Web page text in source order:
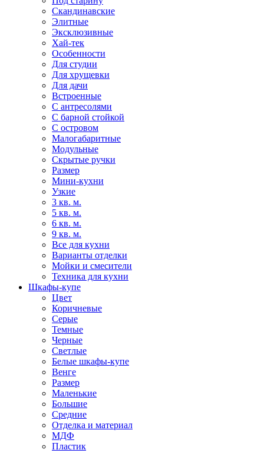
Скандинавские
Элитные
Эксклюзивные
Хай-тек
Особенности
Для студии
Для хрущевки
Для дачи
Встроенные
С антресолями
С барной стойкой
С островом
Малогабаритные
Модульные
Скрытые ручки
Размер
Мини-кухни
Узкие
3 кв. м.
5 кв. м.
6 кв. м.
9 кв. м.
Все для кухни
Варианты отделки
Мойки и смесители
Техника для кухни
Шкафы-купе
Цвет
Коричневые
Серые
Темные
Черные
Светлые
Белые шкафы-купе
Венге
Размер
Маленькие
Большие
Средние
Отделка и материал
МДФ
Пластик